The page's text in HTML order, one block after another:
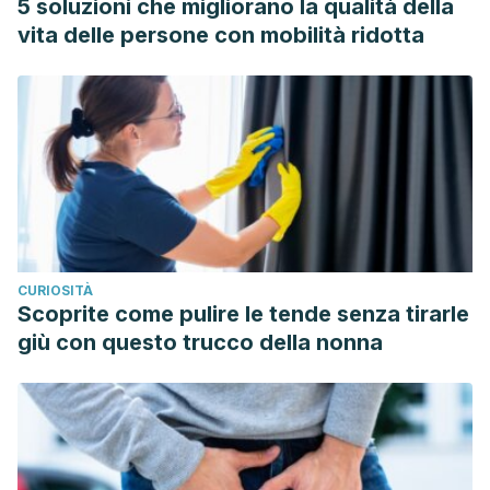
5 soluzioni che migliorano la qualità della
vita delle persone con mobilità ridotta
CURIOSITÀ
Scoprite come pulire le tende senza tirarle
giù con questo trucco della nonna